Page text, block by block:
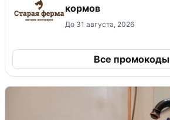
кормов
До 31 августа, 2026
Все промокоды